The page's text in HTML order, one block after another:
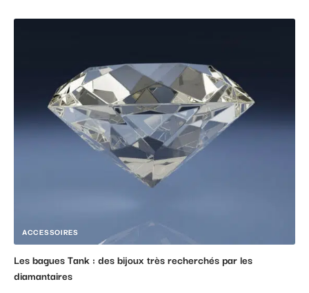
ACCESSOIRES
Les bagues Tank : des bijoux très recherchés par les
diamantaires